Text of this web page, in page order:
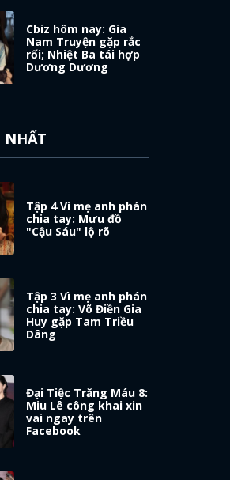
Cbiz hôm nay: Gia
Nam Truyện gặp rắc
rối; Nhiệt Ba tái hợp
Dương Dương
NHẤT
Tập 4 Vì mẹ anh phán
chia tay: Mưu đồ
"Cậu Sáu" lộ rõ
Tập 3 Vì mẹ anh phán
chia tay: Võ Điền Gia
Huy gặp Tam Triều
Dâng
Đại Tiệc Trăng Máu 8:
Miu Lê công khai xin
vai ngay trên
Facebook